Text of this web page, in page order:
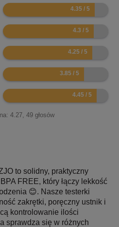
8.7
8.6
8.5
7.7
8.9
4.27 49 głosów
to solidny, praktyczny
FREE, który łączy lekkość
😊. Nasze testerki
zakrętki, poręczny ustnik i
kontrolowanie ilości
sprawdza się w różnych